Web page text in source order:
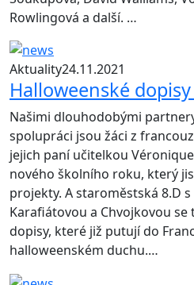
Rowlingová a další. …
Aktuality24.11.2021
Halloweenské
Našimi dlouhodobými
spolupráci jsou žáci z
jejich paní učitelkou
nového školního roku, který
projekty. A staroměstská 8.D
Karafiátovou a Chvojkovou
dopisy, které již putují do
halloweenském duchu.…